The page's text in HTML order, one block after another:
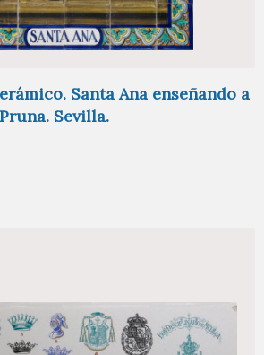
Santa Ana enseñando a
Sevilla.